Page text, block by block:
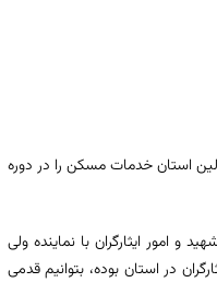
استان خدمات مسکن را در دوره
امور ایثارگران با نماینده ولی
در استان بوده، بتوانیم قدمی